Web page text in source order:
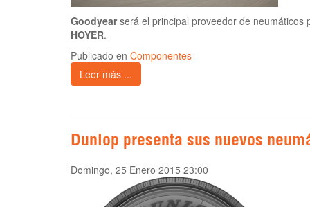
Goodyearserá el principal proveedor de neumáticos
HOYER.
Publicado en Componentes
Leer más ...
Dunlop presenta sus nuevos
Domingo, 25 Enero 2015 23:00